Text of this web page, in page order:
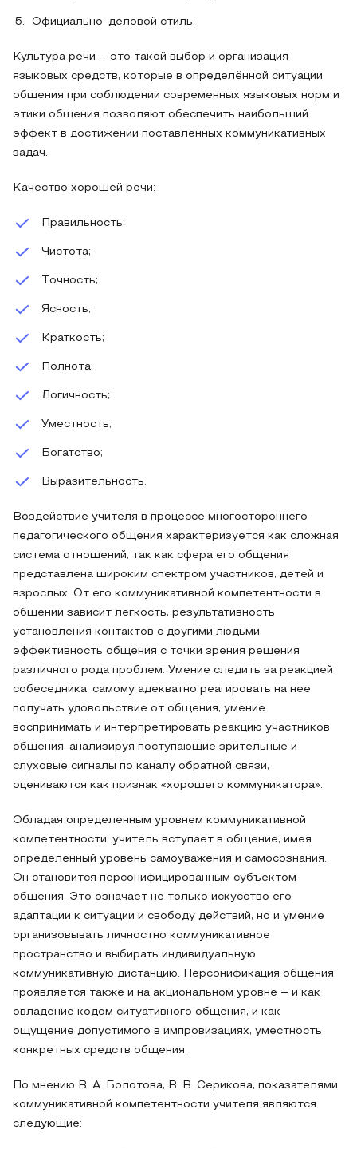
Официально-деловой стиль.
Культура речи – это такой выбор и организация
языковых средств, которые в определённой ситуации
общения при соблюдении современных языковых норм и
этики общения позволяют обеспечить наибольший
эффект в достижении поставленных коммуникативных
задач.
Качество хорошей речи:
Правильность;
Чистота;
Точность;
Ясность;
Краткость;
Полнота;
Логичность;
Уместность;
Богатство;
Выразительность.
Воздействие учителя в процессе многостороннего
педагогического общения характеризуется как сложная
система отношений, так как сфера его общения
представлена широким спектром участников, детей и
взрослых. От его коммуникативной компетентности в
общении зависит легкость, результативность
установления контактов с другими людьми,
эффективность общения с точки зрения решения
различного рода проблем. Умение следить за реакцией
собеседника, самому адекватно реагировать на нее,
получать удовольствие от общения, умение
воспринимать и интерпретировать реакцию участников
общения, анализируя поступающие зрительные и
слуховые сигналы по каналу обратной связи,
оцениваются как признак «хорошего коммуникатора».
Обладая определенным уровнем коммуникативной
компетентности, учитель вступает в общение, имея
определенный уровень самоуважения и самосознания.
Он становится персонифицированным субъектом
общения. Это означает не только искусство его
адаптации к ситуации и свободу действий, но и умение
организовывать личностно коммуникативное
пространство и выбирать индивидуальную
коммуникативную дистанцию. Персонификация общения
проявляется также и на акциональном уровне – и как
овладение кодом ситуативного общения, и как
ощущение допустимого в импровизациях, уместность
конкретных средств общения.
По мнению В. А. Болотова, В. В. Серикова, показателями
коммуникативной компетентности учителя являются
следующие: